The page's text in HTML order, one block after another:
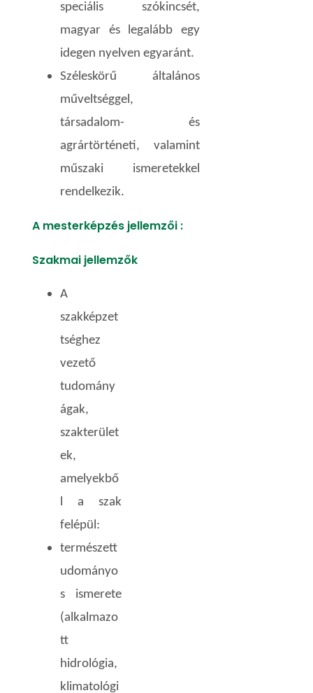
speciális szókincsét,
magyar és legalább egy
idegen nyelven egyaránt.
Széleskörű általános
műveltséggel,
társadalom- és
agrártörténeti, valamint
műszaki ismeretekkel
rendelkezik.
A mesterképzés jellemzői :
Szakmai jellemzők
A
szakképzet
tséghez
vezető
tudomány
ágak,
szakterület
ek,
amelyekbő
l a szak
felépül:
természett
udományo
s ismerete
(alkalmazo
tt
hidrológia,
klimatológi